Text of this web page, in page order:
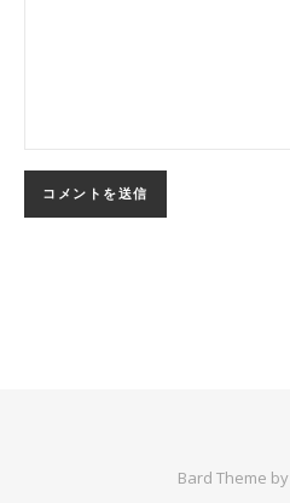
Bard Theme by